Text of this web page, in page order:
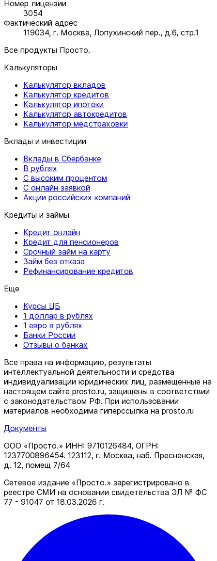
Номер лицензии
3054
Фактический адрес
119034, г. Москва, Лопухинский пер., д.6, стр.1
Все продукты Просто.
Калькуляторы
Калькулятор вкладов
Калькулятор кредитов
Калькулятор ипотеки
Калькулятор автокредитов
Калькулятор медстраховки
Вклады и инвестиции
Вклады в Сбербанке
В рублях
С высоким процентом
С онлайн заявкой
Акции российских компаний
Кредиты и займы
Кредит онлайн
Кредит для пенсионеров
Срочный займ на карту
Займ без отказа
Рефинансирование кредитов
Еще
Курсы ЦБ
1 доллар в рублях
1 евро в рублях
Банки России
Отзывы о банках
Все права на информацию, результаты
интеллектуальной деятельности и средства
индивидуализации юридических лиц, размещенные на
настоящем сайте prosto.ru, защищены в соответствии
c законодательством РФ. При использовании
материалов необходима гиперссылка на prosto.ru
Документы
ООО «Просто.» ИНН: 9710126484, ОГРН:
1237700896454. 123112, г. Москва, наб. Пресненская,
д. 12, помещ 7/64
Сетевое издание «Просто.» зарегистрировано в
реестре СМИ на основании свидетельства ЭЛ № ФС
77 - 91047 от 18.03.2026 г.